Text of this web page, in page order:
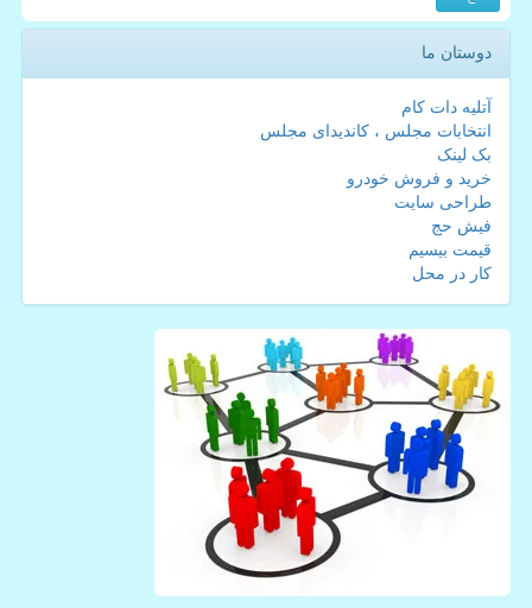
دوستان ما
آتلیه دات کام
انتخابات مجلس ، کاندیدای مجلس
بک لینک
خرید و فروش خودرو
طراحی سایت
فیش حج
قیمت بیسیم
کار در محل